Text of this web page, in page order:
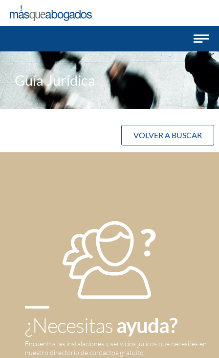
Guía Jurídica
VOLVER A BUSCAR
¿Necesitasayuda?
Encuentra las instalaciones y servicios jurícos que necesites en
nuestro directorio de contactos gratuito.